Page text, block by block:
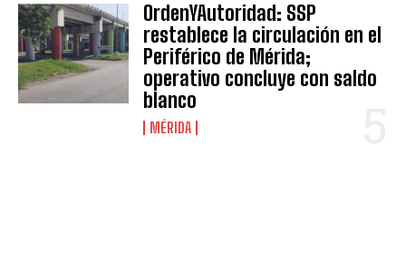
OrdenYAutoridad: SSP
restablece la circulación en el
Periférico de Mérida;
operativo concluye con saldo
blanco
MÉRIDA